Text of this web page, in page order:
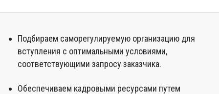
Подбираем саморегулируемую организацию для
вступления с оптимальными условиями,
соответствующими запросу заказчика.
Обеспечиваем кадровыми ресурсами путем